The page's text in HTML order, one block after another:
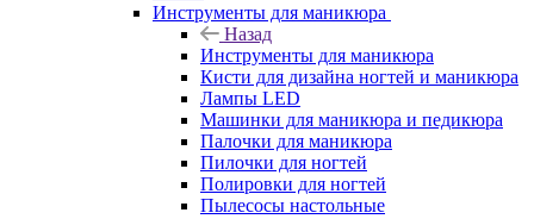
Инструменты для маникюра
Назад
Инструменты для маникюра
Кисти для дизайна ногтей и маникюра
Лампы LED
Машинки для маникюра и педикюра
Палочки для маникюра
Пилочки для ногтей
Полировки для ногтей
Пылесосы настольные